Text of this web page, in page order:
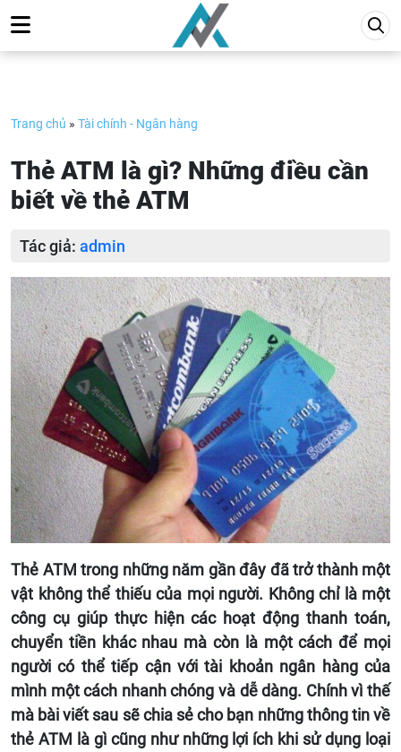
to
content
Trang chủ » Tài chính - Ngân hàng
Thẻ ATM là gì? Những điều cần
biết về thẻ ATM
Tác giả: admin
Thẻ ATM trong những năm gần đây đã trở thành một
vật không thể thiếu của mọi người. Không chỉ là một
công cụ giúp thực hiện các hoạt động thanh toán,
chuyển tiền khác nhau mà còn là một cách để mọi
người có thể tiếp cận với tài khoản ngân hàng của
mình một cách nhanh chóng và dễ dàng. Chính vì thế
mà bài viết sau sẽ chia sẻ cho bạn những thông tin về
thẻ ATM là gì cũng như những lợi ích khi sử dụng loại